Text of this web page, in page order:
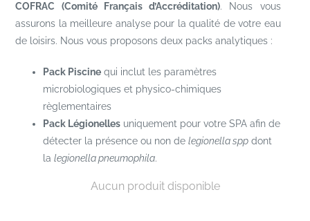
COFRAC (Comité Français d’Accréditation). Nous vous
assurons la meilleure analyse pour la qualité de votre eau
de loisirs. Nous vous proposons deux packs analytiques :
Pack Piscine qui inclut les paramètres
microbiologiques et physico-chimiques
règlementaires
Pack Légionelles uniquement pour votre SPA afin de
détecter la présence ou non delegionella spp dont
lalegionella pneumophila.
Aucun produit disponible